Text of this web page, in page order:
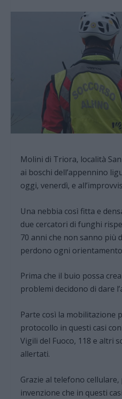
Molini di Triora, località
ai boschi dell’appennino
oggi, venerdì, e
Una nebbia così fitta e
due cercatori di funghi
70 anni che non sanno più
perdono ogni
Prima che il buio possa
problemi decidono di dare
Parte così la mobilitazione
protocollo in questi casi
Vigili del Fuoco, 118 e altri
allertati.
Grazie al telefono
invenzione che in questi